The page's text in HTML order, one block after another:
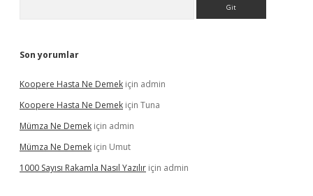
Son yorumlar
Koopere Hasta Ne Demek için admin
Koopere Hasta Ne Demek için Tuna
Mümza Ne Demek için admin
Mümza Ne Demek için Umut
1000 Sayısı Rakamla Nasıl Yazılır için admin